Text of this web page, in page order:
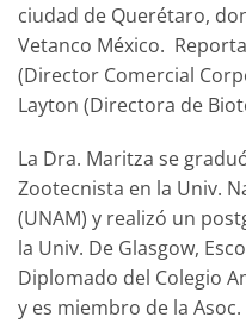
ciudad de Querétaro,
Vetanco México.
(Director Comercial
Layton (Directora de
La Dra. Maritza se
Zootecnista en la Univ.
(UNAM) y realizó un
la Univ. De Glasgow,
Diplomado del Colegio
y es miembro de la